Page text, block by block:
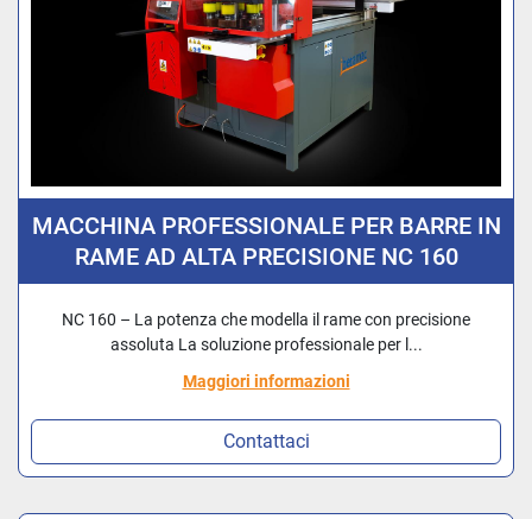
MACCHINA PROFESSIONALE PER BARRE IN
RAME AD ALTA PRECISIONE NC 160
NC 160 – La potenza che modella il rame con precisione
assoluta La soluzione professionale per l...
Maggiori informazioni
Contattaci